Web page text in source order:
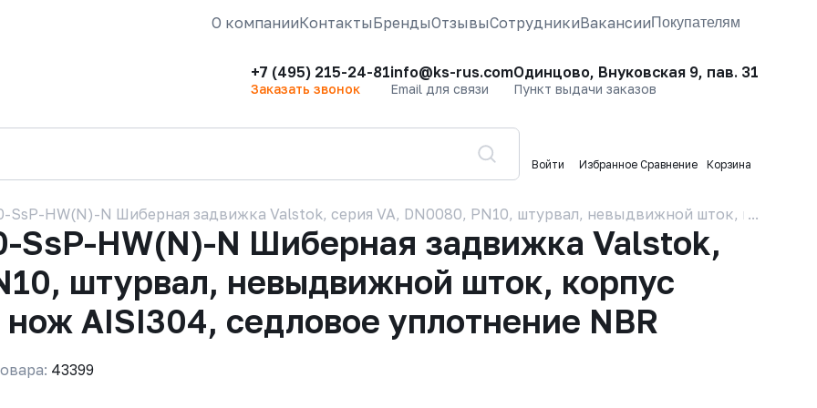
О компанииКонтактыБрендыОтзывыСотрудникиВакансииПокупателям
+7 (495) 215-24-81
Заказать звонок
info@ks-rus.com
Email для связи
Одинцово, Внуковская 9, пав. 31
Пункт выдачи заказов
Войти Избранное Сравнение Корзина
SsP-HW(N)-N Шиберная задвижка Valstok, серия VA, DN0080, PN10, штурвал, невыдвижной шток, корпус
SsP-HW(N)-N Шиберная задвижка Valstok,
штурвал, невыдвижной шток, корпус
AISI304, седловое уплотнение NBR
43399